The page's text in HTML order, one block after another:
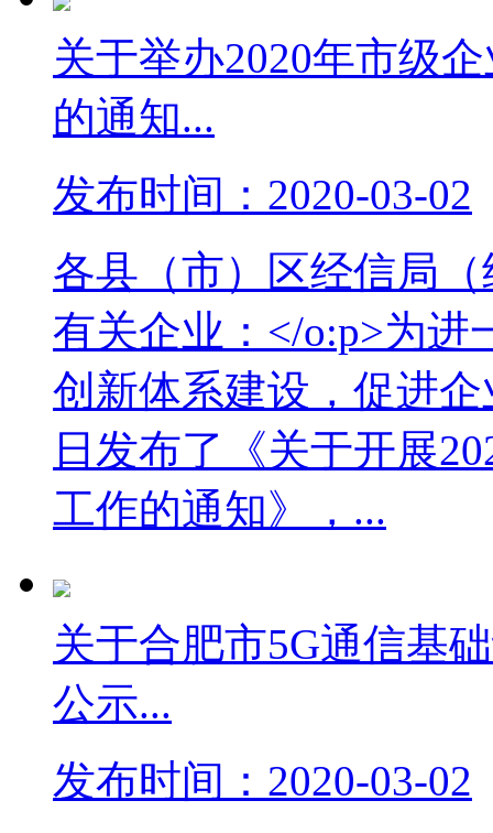
关于举办2020年市级
的通知...
发布时间：2020-03-02
各县（市）区经信局
有关企业：</o:p>为进
创新体系建设，促进
日发布了《关于开展
工作的通知》，...
关于合肥市5G通信基
公示...
发布时间：2020-03-02